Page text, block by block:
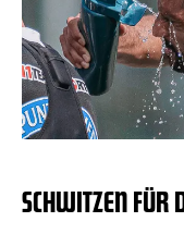
SCHWITZEN FÜR